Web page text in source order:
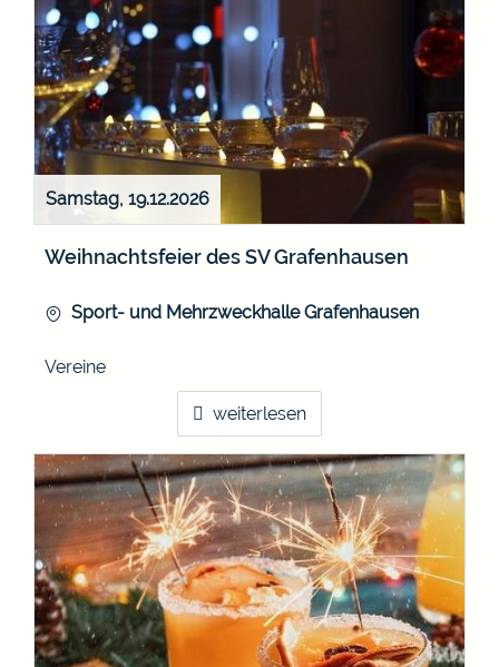
Samstag, 19.12.2026
Weihnachtsfeier des SV Grafenhausen
Sport- und Mehrzweckhalle Grafenhausen
Vereine
weiterlesen